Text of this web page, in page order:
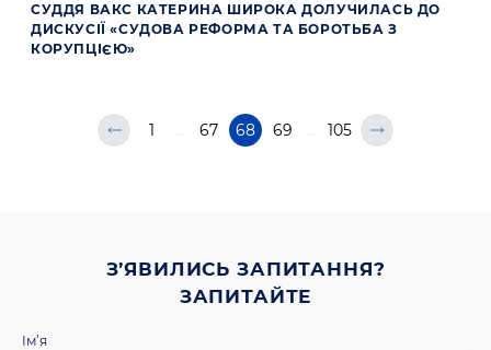
СУДДЯ ВАКС КАТЕРИНА ШИРОКА ДОЛУЧИЛАСЬ ДО
ДИСКУСІЇ «СУДОВА РЕФОРМА ТА БОРОТЬБА З
КОРУПЦІЄЮ»
1 … 67 68 69 … 105
З’ЯВИЛИСЬ ЗАПИТАННЯ?
ЗАПИТАЙТЕ
Ім’я